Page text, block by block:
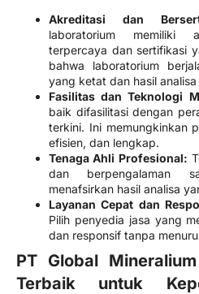
Akreditasi dan
laboratorium memiliki
terpercaya dan sertifikasi
bahwa laboratorium
yang ketat dan hasil
Fasilitas dan Teknologi
baik difasilitasi dengan
terkini. Ini memungkinkan
efisien, dan lengkap.
Tenaga Ahli Profesional:
dan berpengalaman
menafsirkan hasil analisa
Layanan Cepat dan
Pilih penyedia jasa yang
dan responsif tanpa
PT Global
Terbaik untuk